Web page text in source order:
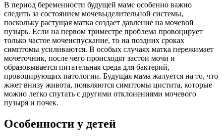
В период беременности будущей маме особенно важно
следить за состоянием мочевыделительной системы,
поскольку растущая матка создает давление на мочевой
пузырь. Если на первом триместре проблема провоцирует
только частое мочеиспускание, то на поздних сроках
симптомы усиливаются. В особых случаях матка пережимает
мочеточник, после чего происходят застои мочи и
образовывается питательная среда для бактерий,
провоцирующих патологии. Будущая мама жалуется на то, что
жжет внизу живота, появляются симптомы цистита, которые
можно легко спутать с другими отклонениями мочевого
пузыря и почек.
Особенности у детей